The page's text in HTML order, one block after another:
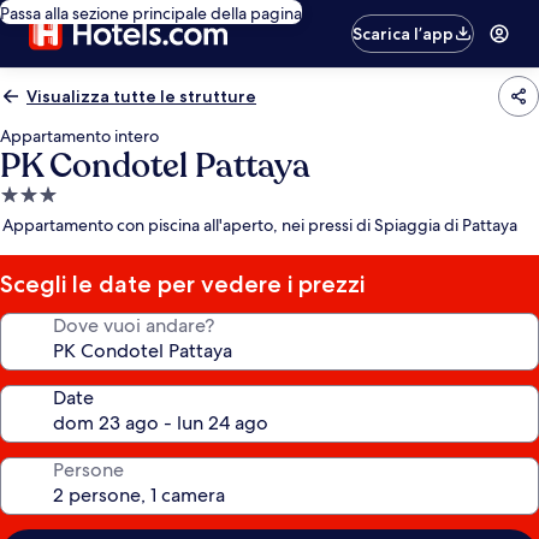
Passa alla sezione principale della pagina
Scarica l’app
Visualizza tutte le strutture
Appartamento intero
PK Condotel Pattaya
Struttura
a
stelle
Appartamento con piscina all'aperto, nei pressi di Spiaggia di Pattaya
Scegli le date per vedere i prezzi
Dove vuoi andare?
Date
Persone